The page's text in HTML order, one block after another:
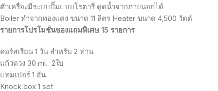
ตัวเครื่องมีระบบปั๊มแบบโรตารี่ ดูดน้ำจากภายนอกได้
Boiler ทำจากทองแดง ขนาด 11 ลิตร Heater ขนาด 4,500 วัตต์
รายการโปรโมชั่นของแถมพิเศษ 15 รายการ
คอร์สเรียน 1 วัน สำหรับ 2 ท่าน
แก้วตวง 30 ml. 2ใบ
แทมเปอร์ 1 อัน
Knock box 1 set